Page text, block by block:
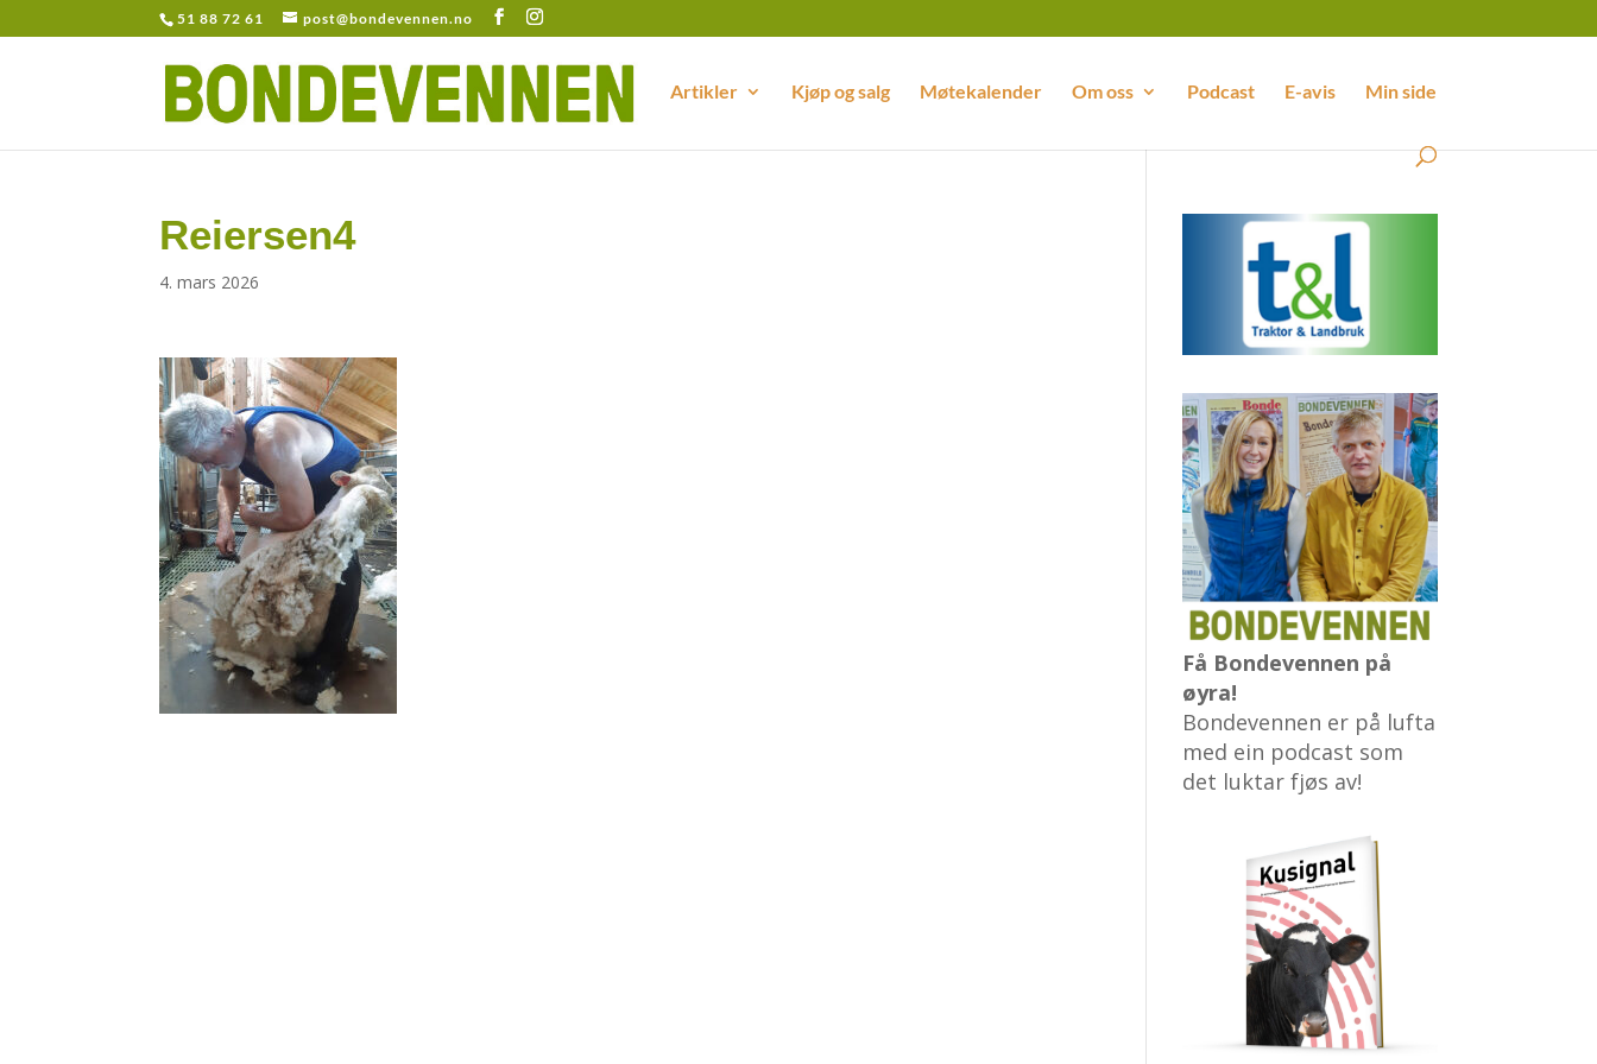
51 88 72 61 post@bondevennen.no
Artikler Kjøp og salg Møtekalender Om oss Podcast E-avis Min side
Reiersen4
4. mars 2026
Få Bondevennen på
øyra!
Bondevennen er på lufta
med ein podcast som
det luktar fjøs av!